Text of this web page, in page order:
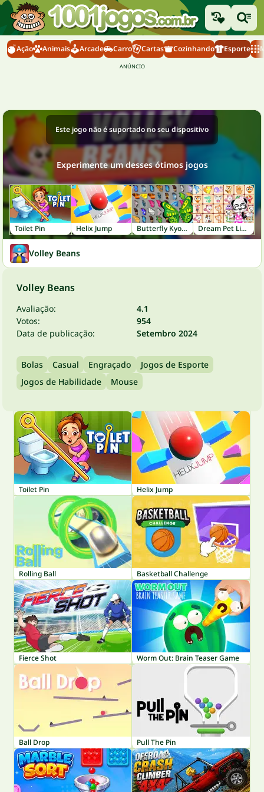
Ação Animais Arcade Carro Cartas Cozinhando Esporte
Este jogo não é suportado no seu dispositivo
Experimente um desses ótimos jogos
Toilet Pin Helix Jump Butterfly Kyodai Dream Pet Link
Volley Beans
Volley Beans
Avaliação:
4.1
Votos:
954
Data de publicação:
Setembro 2024
Bolas Casual Engraçado
Jogos de Esporte
Jogos de Habilidade
Mouse
Toilet Pin Helix Jump
Rolling Ball Basketball Challenge
Fierce Shot Worm Out: Brain Teaser Game
Ball Drop Pull The Pin